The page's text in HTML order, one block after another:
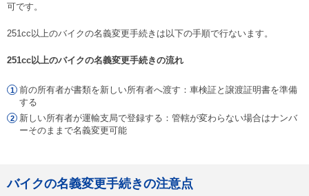
可です。
251cc以上のバイクの名義変更手続きは以下の手順で行ないます。
251cc以上のバイクの名義変更手続きの流れ
前の所有者が書類を新しい所有者へ渡す：車検証と譲渡証明書を準備
する
新しい所有者が運輸支局で登録する：管轄が変わらない場合はナンバ
ーそのままで名義変更可能
バイクの名義変更手続きの注意点